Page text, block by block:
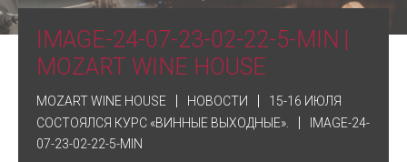
IMAGE-24-07-23-02-22-5-MIN |
MOZART WINE HOUSE
MOZART WINE HOUSE НОВОСТИ
15-16 ИЮЛЯ
СОСТОЯЛСЯ КУРС «ВИННЫЕ ВЫХОДНЫЕ».
IMAGE-24-
07-23-02-22-5-MIN